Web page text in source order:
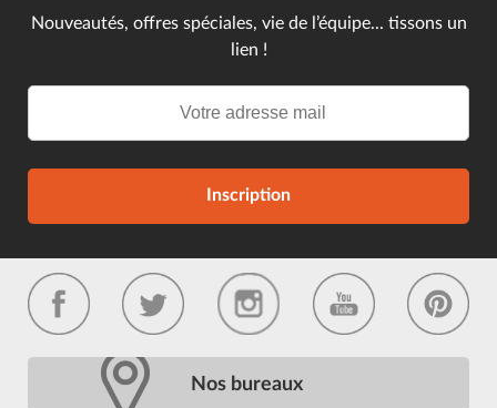
Nouveautés, offres spéciales, vie de l’équipe... tissons un
lien !
Inscription
Nos bureaux